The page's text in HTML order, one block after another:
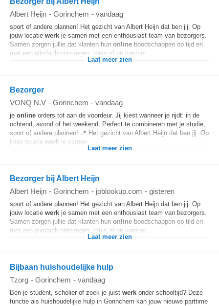
Albert Heijn - Gorinchem - vandaag
sport of andere plannen! Het gezicht van Albert Heijn dat ben jij. Op
jouw locatie werk je samen met een enthousiast team van bezorgers.
Samen zorgen jullie dat klanten hun online boodschappen op tijd en
met een glimlach ontvangen, thuis of op kantoor...
Laat meer zien
Bezorger
VONQ N.V - Gorinchem - vandaag
je online orders tot aan de voordeur. Jij kiest wanneer je rijdt: in de
ochtend, avond of het weekend. Perfect te combineren met je studie,
sport of andere plannen! 📍 Het gezicht van Albert Heijn dat ben jij. Op
jouw locatie werk je samen...
Laat meer zien
Bezorger bij Albert Heijn
Albert Heijn - Gorinchem - joblookup.com - gisteren
sport of andere plannen! Het gezicht van Albert Heijn dat ben jij. Op
jouw locatie werk je samen met een enthousiast team van bezorgers.
Samen zorgen jullie dat klanten hun online boodschappen op tijd en
met een glimlach ontvangen, thuis of op kantoor...
Laat meer zien
Bijbaan huishoudelijke hulp
Tzorg - Gorinchem - vandaag
Ben je student, scholier of zoek je juist werk onder schooltijd? Deze
functie als huishoudelijke hulp in Gorinchem kan jouw nieuwe parttime